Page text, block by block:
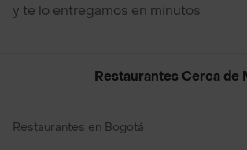
y te lo entregamos en minutos
Restaurantes Cerca de
Restaurantes en Bogotá